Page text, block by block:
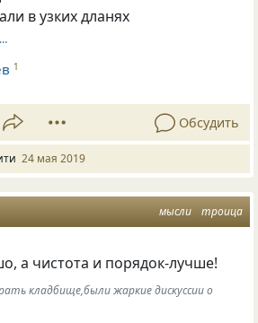
в узких дланях
1
Обсудить
24 мая 2019
мысли троица
, а чистота и порядок-лучше!
кладбище,были жаркие дискуссии о